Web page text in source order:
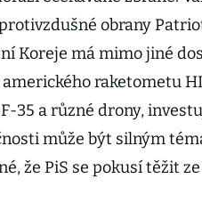
obrany
Koreje má mimo jiné
raketometu
35 a různé drony,
může být silným
že PiS se pokusí těžit